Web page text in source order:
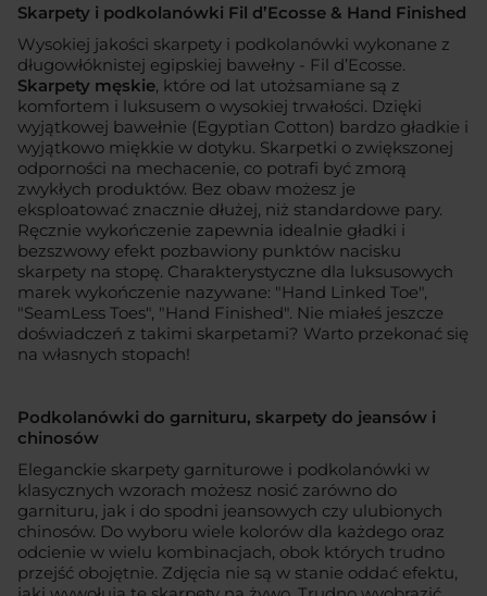
Skarpety i podkolanówki Fil d’Ecosse & Hand Finished
Wysokiej jakości skarpety i podkolanówki wykonane z
długowłóknistej egipskiej bawełny - Fil d’Ecosse.
Skarpety męskie, które od lat utożsamiane są z
komfortem i luksusem o wysokiej trwałości. Dzięki
wyjątkowej bawełnie (Egyptian Cotton) bardzo gładkie i
wyjątkowo miękkie w dotyku. Skarpetki o zwiększonej
odporności na mechacenie, co potrafi być zmorą
zwykłych produktów. Bez obaw możesz je
eksploatować znacznie dłużej, niż standardowe pary.
Ręcznie wykończenie zapewnia idealnie gładki i
bezszwowy efekt pozbawiony punktów nacisku
skarpety na stopę. Charakterystyczne dla luksusowych
marek wykończenie nazywane: "Hand Linked Toe",
"SeamLess Toes", "Hand Finished". Nie miałeś jeszcze
doświadczeń z takimi skarpetami? Warto przekonać się
na własnych stopach!
Podkolanówki do garnituru, skarpety do jeansów i
chinosów
Eleganckie skarpety garniturowe i podkolanówki w
klasycznych wzorach możesz nosić zarówno do
garnituru, jak i do spodni jeansowych czy ulubionych
chinosów. Do wyboru wiele kolorów dla każdego oraz
odcienie w wielu kombinacjach, obok których trudno
przejść obojętnie. Zdjęcia nie są w stanie oddać efektu,